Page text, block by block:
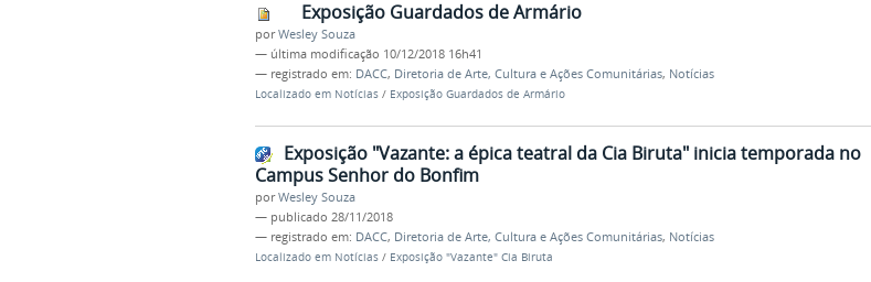
Exposição Guardados de Armário
porWesley Souza
— última modificação 10/12/2018 16h41
— registrado em: DACC, Diretoria de Arte, Cultura e Ações Comunitárias, Notícias
Localizado em Notícias / Exposição Guardados de Armário
Exposição "Vazante: a épica teatral da Cia Biruta" inicia temporada no
Campus Senhor do Bonfim
porWesley Souza
— publicado 28/11/2018
— registrado em: DACC, Diretoria de Arte, Cultura e Ações Comunitárias, Notícias
Localizado em Notícias / Exposição "Vazante" Cia Biruta